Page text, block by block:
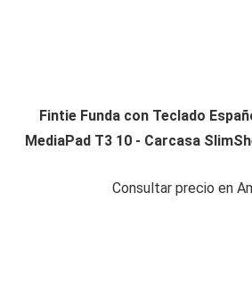
Fintie Funda con Teclado
MediaPad T3 10 - Carcasa
Consultar precio en